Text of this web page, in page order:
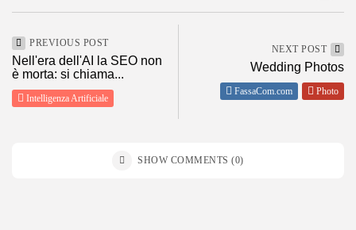
PREVIOUS POST
Nell'era dell'AI la SEO non
è morta: si chiama...
Intelligenza Artificiale
NEXT POST
Wedding Photos
FassaCom.com Photo
SHOW COMMENTS (0)